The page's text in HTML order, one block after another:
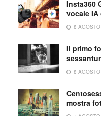
Insta360
vocale
8
Il primo
8
mostra